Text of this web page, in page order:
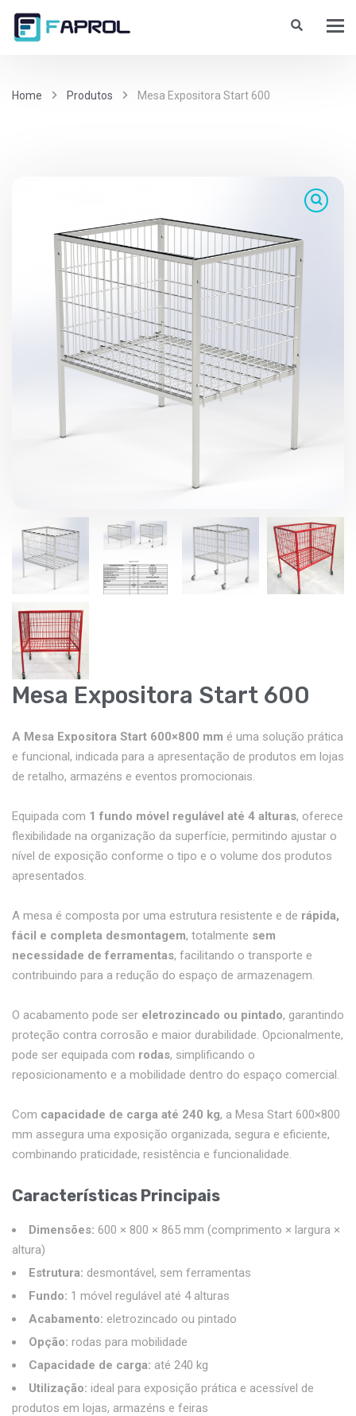
Home Produtos Mesa Expositora Start 600
Mesa Expositora Start 600
A Mesa Expositora Start 600×800 mm é uma solução prática
e funcional, indicada para a apresentação de produtos em lojas
de retalho, armazéns e eventos promocionais.
Equipada com 1 fundo móvel regulável até 4 alturas, oferece
flexibilidade na organização da superfície, permitindo ajustar o
nível de exposição conforme o tipo e o volume dos produtos
apresentados.
A mesa é composta por uma estrutura resistente e de rápida,
fácil e completa desmontagem, totalmente sem
necessidade de ferramentas, facilitando o transporte e
contribuindo para a redução do espaço de armazenagem.
O acabamento pode ser eletrozincado ou pintado, garantindo
proteção contra corrosão e maior durabilidade. Opcionalmente,
pode ser equipada com rodas, simplificando o
reposicionamento e a mobilidade dentro do espaço comercial.
Com capacidade de carga até 240 kg, a Mesa Start 600×800
mm assegura uma exposição organizada, segura e eficiente,
combinando praticidade, resistência e funcionalidade.
Características Principais
Dimensões: 600 × 800 × 865 mm (comprimento × largura ×
altura)
Estrutura: desmontável, sem ferramentas
Fundo: 1 móvel regulável até 4 alturas
Acabamento: eletrozincado ou pintado
Opção: rodas para mobilidade
Capacidade de carga: até 240 kg
Utilização: ideal para exposição prática e acessível de
produtos em lojas, armazéns e feiras